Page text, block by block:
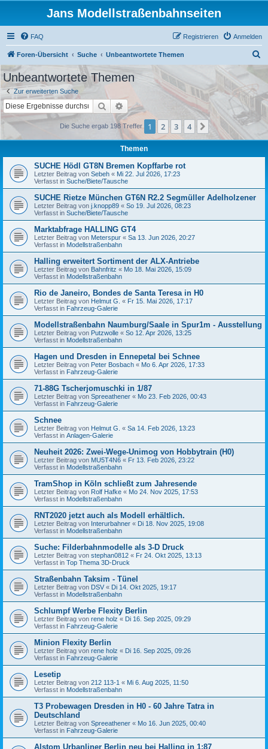
Jans Modellstraßenbahnseiten
FAQ Anmelden
Registrieren
Foren-Übersicht Suche Unbeantwortete Themen
c
h
Unbeantwortete Themen
Zur erweiterten Suche
Suche Erweiterte Suche
Die Suche ergab 198 Treffer 1 2 3 4 Nächste
Themen
SUCHE Hödl GT8N Bremen Kopffarbe rot
Letzter Beitrag von Sebeh « Mi 22. Jul 2026, 17:23
Verfasst in Suche/Biete/Tausche
SUCHE Rietze München GT6N R2.2 Segmüller Adelholzener
Letzter Beitrag von j.knopp89 « So 19. Jul 2026, 08:23
Verfasst in Suche/Biete/Tausche
Marktabfrage HALLING GT4
Letzter Beitrag von Meterspur « Sa 13. Jun 2026, 20:27
Verfasst in Modellstraßenbahn
Halling erweitert Sortiment der ALX-Antriebe
Letzter Beitrag von Bahnfritz « Mo 18. Mai 2026, 15:09
Verfasst in Modellstraßenbahn
Rio de Janeiro, Bondes de Santa Teresa in H0
Letzter Beitrag von Helmut G. « Fr 15. Mai 2026, 17:17
Verfasst in Fahrzeug-Galerie
Modellstraßenbahn Naumburg/Saale in Spur1m - Ausstellung
Letzter Beitrag von Putzwolle « So 12. Apr 2026, 13:25
Verfasst in Modellstraßenbahn
Hagen und Dresden in Ennepetal bei Schnee
Letzter Beitrag von Peter Bosbach « Mo 6. Apr 2026, 17:33
Verfasst in Fahrzeug-Galerie
71-88G Tscherjomuschki in 1/87
Letzter Beitrag von Spreeathener « Mo 23. Feb 2026, 00:43
Verfasst in Fahrzeug-Galerie
Schnee
Letzter Beitrag von Helmut G. « Sa 14. Feb 2026, 13:23
Verfasst in Anlagen-Galerie
Neuheit 2026: Zwei-Wege-Unimog von Hobbytrain (H0)
Letzter Beitrag von MU5T4N6 « Fr 13. Feb 2026, 23:22
Verfasst in Modellstraßenbahn
TramShop in Köln schließt zum Jahresende
Letzter Beitrag von Rolf Hafke « Mo 24. Nov 2025, 17:53
Verfasst in Modellstraßenbahn
RNT2020 jetzt auch als Modell erhältlich.
Letzter Beitrag von Interurbahner « Di 18. Nov 2025, 19:08
Verfasst in Modellstraßenbahn
Suche: Filderbahnmodelle als 3-D Druck
Letzter Beitrag von stephan0812 « Fr 24. Okt 2025, 13:13
Verfasst in Top Thema 3D-Druck
Straßenbahn Taksim - Tünel
Letzter Beitrag von DSV « Di 14. Okt 2025, 19:17
Verfasst in Modellstraßenbahn
Schlumpf Werbe Flexity Berlin
Letzter Beitrag von rene holz « Di 16. Sep 2025, 09:29
Verfasst in Fahrzeug-Galerie
Minion Flexity Berlin
Letzter Beitrag von rene holz « Di 16. Sep 2025, 09:26
Verfasst in Fahrzeug-Galerie
Lesetip
Letzter Beitrag von 212 113-1 « Mi 6. Aug 2025, 11:50
Verfasst in Modellstraßenbahn
T3 Probewagen Dresden in H0 - 60 Jahre Tatra in
Deutschland
Letzter Beitrag von Spreeathener « Mo 16. Jun 2025, 00:40
Verfasst in Fahrzeug-Galerie
Alstom Urbanliner Berlin neu bei Halling in 1:87